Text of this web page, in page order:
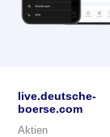
live.deutsche-
boerse.com
Aktien